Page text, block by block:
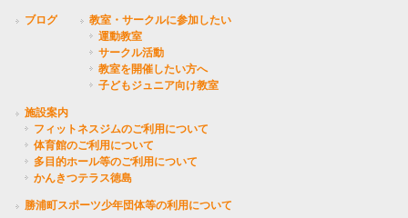
ブログ
教室・サークルに参加したい
運動教室
サークル活動
教室を開催したい方へ
子どもジュニア向け教室
施設案内
フィットネスジムのご利用について
体育館のご利用について
多目的ホール等のご利用について
かんきつテラス徳島
勝浦町スポーツ少年団体等の利用について